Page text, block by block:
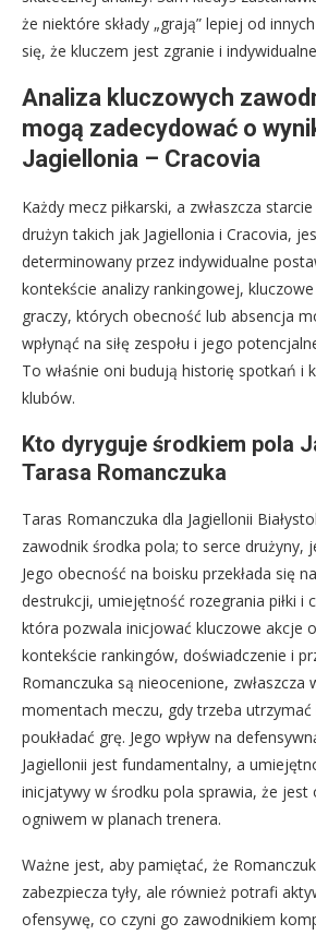
że niektóre składy „grają” lepiej od
się, że kluczem jest zgranie i
Analiza kluczowych
mogą zadecydować o
Jagiellonia – Cracovia
Każdy mecz piłkarski, a zwłaszcza
drużyn takich jak Jagiellonia i Cracovia,
determinowany przez indywidualne
kontekście analizy rankingowej,
graczy, których obecność lub absencja
wpłynąć na siłę zespołu i jego
To właśnie oni budują historię spotkań i
klubów.
Kto dyryguje środkiem pola
Tarasa Romanczuka
Taras Romanczuka dla Jagiellonii
zawodnik środka pola; to serce drużyny,
Jego obecność na boisku przekłada się
destrukcji, umiejętność rozegrania piłki i
która pozwala inicjować kluczowe akcje
kontekście rankingów, doświadczenie i
Romanczuka są nieocenione, zwłaszcza
momentach meczu, gdy trzeba
poukładać grę. Jego wpływ na
Jagiellonii jest fundamentalny, a
inicjatywy w środku pola sprawia, że jest
ogniwem w planach trenera.
Ważne jest, aby pamiętać, że
zabezpiecza tyły, ale również potrafi
ofensywę, co czyni go zawodnikiem